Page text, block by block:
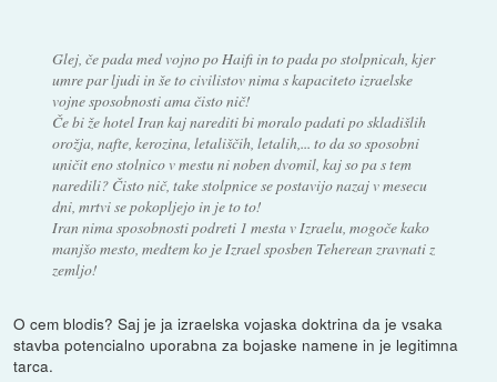
Glej, če pada med vojno po Haifi in to pada po stolpnicah, kjer
umre par ljudi in še to civilistov nima s kapaciteto izraelske
vojne sposobnosti ama čisto nič!
Če bi že hotel Iran kaj narediti bi moralo padati po skladišlih
orožja, nafte, kerozina, letališčih, letalih,... to da so sposobni
uničit eno stolnico v mestu ni noben dvomil, kaj so pa s tem
naredili? Čisto nič, take stolpnice se postavijo nazaj v mesecu
dni, mrtvi se pokopljejo in je to to!
Iran nima sposobnosti podreti 1 mesta v Izraelu, mogoče kako
manjšo mesto, medtem ko je Izrael sposben Teherean zravnati z
zemljo!
O cem blodis? Saj je ja izraelska vojaska doktrina da je vsaka
stavba potencialno uporabna za bojaske namene in je legitimna
tarca.